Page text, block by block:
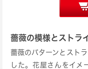
薔薇の模様とストラ
薔薇のパターンとスト
した。花屋さんをイメ